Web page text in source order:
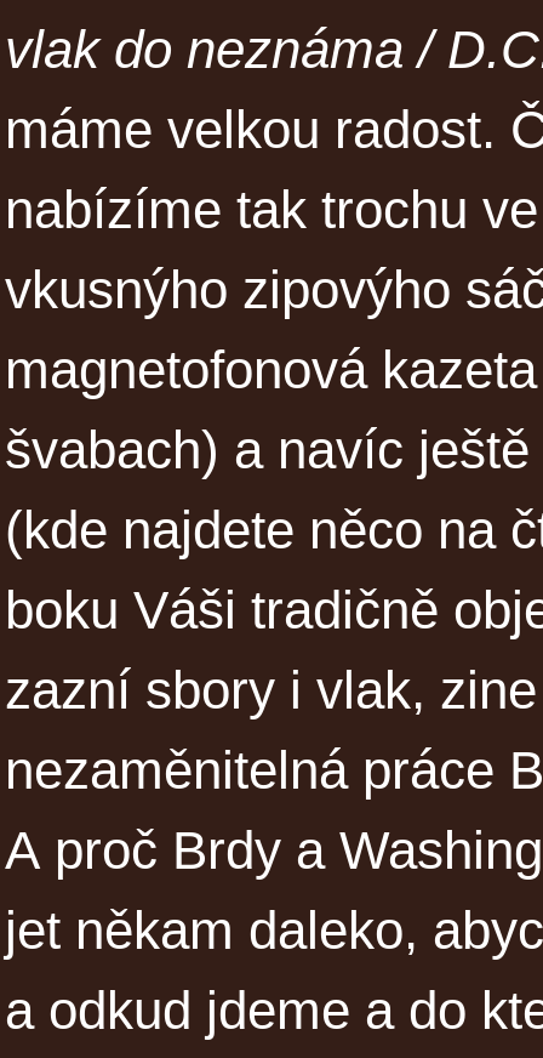
vlak do neznáma /
máme velkou radost.
nabízíme tak trochu
vkusnýho zipovýho
magnetofonová
švabach) a navíc
(kde najdete něco na
boku Váši tradičně
zazní sbory i vlak,
nezaměnitelná práce
A proč Brdy a
jet někam daleko,
a odkud jdeme a do